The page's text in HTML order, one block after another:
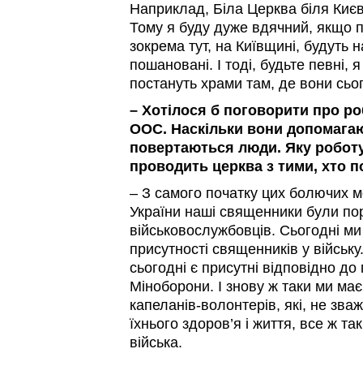
Наприклад, Біла Церква біля
Тому я буду дуже вдячний, якщо
зокрема тут, на Київщині, будуть
пошановані. І тоді, будьте
постануть храми там, де вони
– Хотілося б поговорити про
ООС. Наскільки вони
повертаються люди. Яку
проводить церква з тими, хто
– З самого початку цих болючих
України наші священники були
військовослужбовців. Сьогодні
присутності священників у
сьогодні є присутні відповідно
Міноборони. І знову ж таки ми
капеланів-волонтерів, які, не
їхнього здоров’я і життя, все ж
війська.